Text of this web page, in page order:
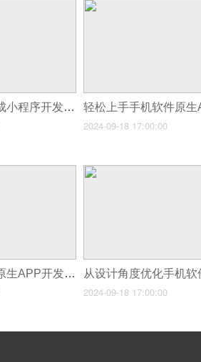
你能在一周内完成小程序开发吗?
2024-09-18 17:00:00
教育类手机软件原生APP开发_开启智慧学习‌
2024-09-18 17:00:00